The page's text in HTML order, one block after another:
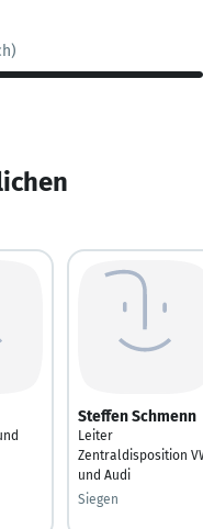
Steffen Schmenn
Leiter
Zentraldisposition
und Audi
Siegen